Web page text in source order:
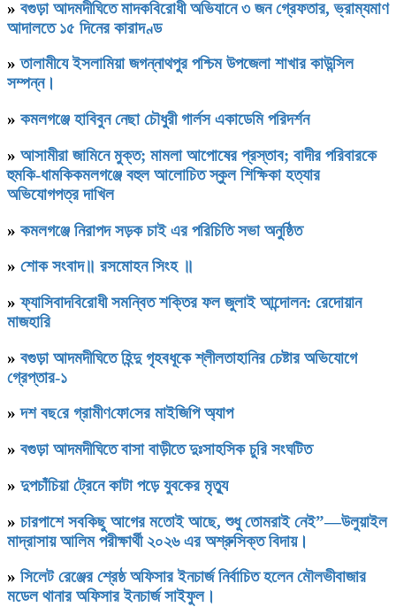
» বগুড়া আদমদীঘিতে মাদকবিরোধী অভিযানে ৩ জন গ্রেফতার, ভ্রাম্যমাণ
আদালতে ১৫ দিনের কারাদণ্ড
»‎তালামীযে ইসলামিয়া জগন্নাথপুর পশ্চিম উপজেলা শাখার কাউন্সিল
সম্পন্ন।
» কমলগঞ্জে হাবিবুন নেছা চৌধুরী গার্লস একাডেমি পরিদর্শন
» আসামীরা জামিনে মুক্ত; মামলা আপোষের প্রস্তাব; বাদীর পরিবারকে
হুমকি-ধামকিকমলগঞ্জে বহুল আলোচিত স্কুল শিক্ষিকা হত্যার
অভিযোগপত্র দাখিল
» কমলগঞ্জে নিরাপদ সড়ক চাই এর পরিচিতি সভা অনুষ্ঠিত
» শোক সংবাদ॥ রসমোহন সিংহ ॥
»ফ্যাসিবাদবিরোধী সমন্বিত শক্তির ফল জুলাই আন্দোলন: রেদোয়ান
মাজহারি
» বগুড়া আদমদীঘিতে হিন্দু গৃহবধূকে শ্লীলতাহানির চেষ্টার অভিযোগে
গ্রেপ্তার-১
»দশ বছ‌রে গ্রামীণ‌ফো‌সের মাইজিপি অ্যাপ
» বগুড়া আদমদীঘিতে বাসা বাড়ীতে দুঃসাহসিক চুরি সংঘটিত
» দুপচাঁচিয়া ট্রেনে কাটা পড়ে যুবকের মৃত্যু
» চারপাশে সবকিছু আগের মতোই আছে, শুধু তোমরাই নেই”—উলুয়াইল
মাদ্রাসায় আলিম পরীক্ষার্থী ২০২৬ এর অশ্রুসিক্ত বিদায়।
» সিলেট রেঞ্জের শ্রেষ্ঠ অফিসার ইনচার্জ নির্বাচিত হলেন মৌলভীবাজার
মডেল থানার অফিসার ইনচার্জ সাইফুল।